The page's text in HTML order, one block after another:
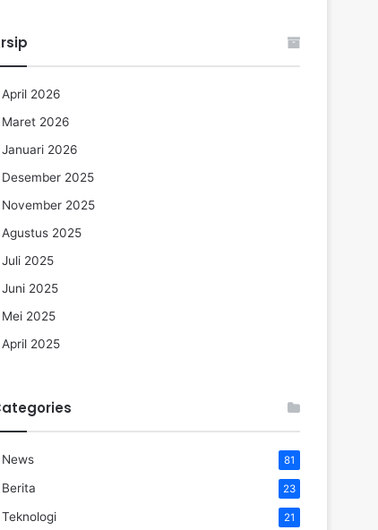
April 2026
Maret 2026
Januari 2026
Desember 2025
November 2025
Agustus 2025
Juli 2025
Juni 2025
Mei 2025
April 2025
News 81
Berita 23
Teknologi 21